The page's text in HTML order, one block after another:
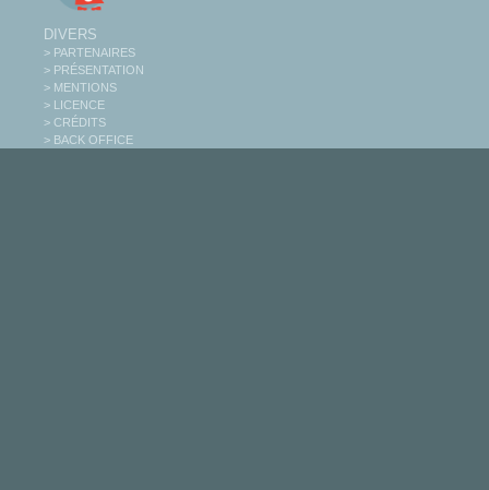
DIVERS
> PARTENAIRES
> PRÉSENTATION
> MENTIONS
> LICENCE
> CRÉDITS
> BACK OFFICE